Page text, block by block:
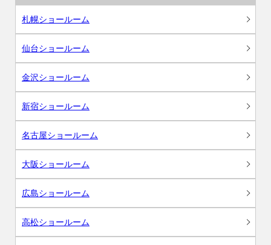
札幌ショールーム
仙台ショールーム
金沢ショールーム
新宿ショールーム
名古屋ショールーム
大阪ショールーム
広島ショールーム
高松ショールーム